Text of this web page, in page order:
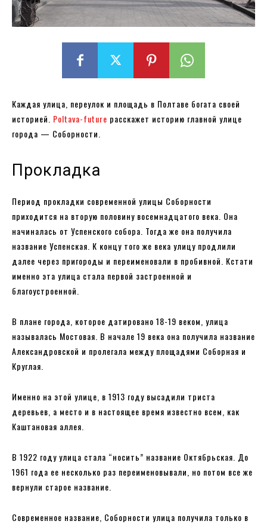
Каждая улица, переулок и площадь в Полтаве богата своей
историей. Poltava-future расскажет историю главной улице
города — Соборности.
Прокладка
Период прокладки современной улицы Соборности
приходится на вторую половину восемнадцатого века. Она
начиналась от Успенского собора. Тогда же она получила
название Успенская. К концу того же века улицу продлили
далее через пригороды и переименовали в пробивной. Кстати
именно эта улица стала первой застроенной и
благоустроенной.
В плане города, которое датировано 18-19 веком, улица
называлась Мостовая. В начале 19 века она получила название
Александровской и пролегала между площадями Соборная и
Круглая.
Именно на этой улице, в 1913 году высадили триста
деревьев, а место и в настоящее время известно всем, как
Каштановая аллея.
В 1922 году улица стала “носить” название Октябрьская. До
1961 года ее несколько раз переименовывали, но потом все же
вернули старое название.
Современное название, Соборности улица получила только в